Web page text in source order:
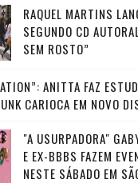
RAQUEL MARTINS
SEGUNDO CD
SEM ROSTO”
ANITTA FAZ
CARIOCA EM NOVO
"A USURPADORA"
E EX-BBBS FAZEM
NESTE SÁBADO EM